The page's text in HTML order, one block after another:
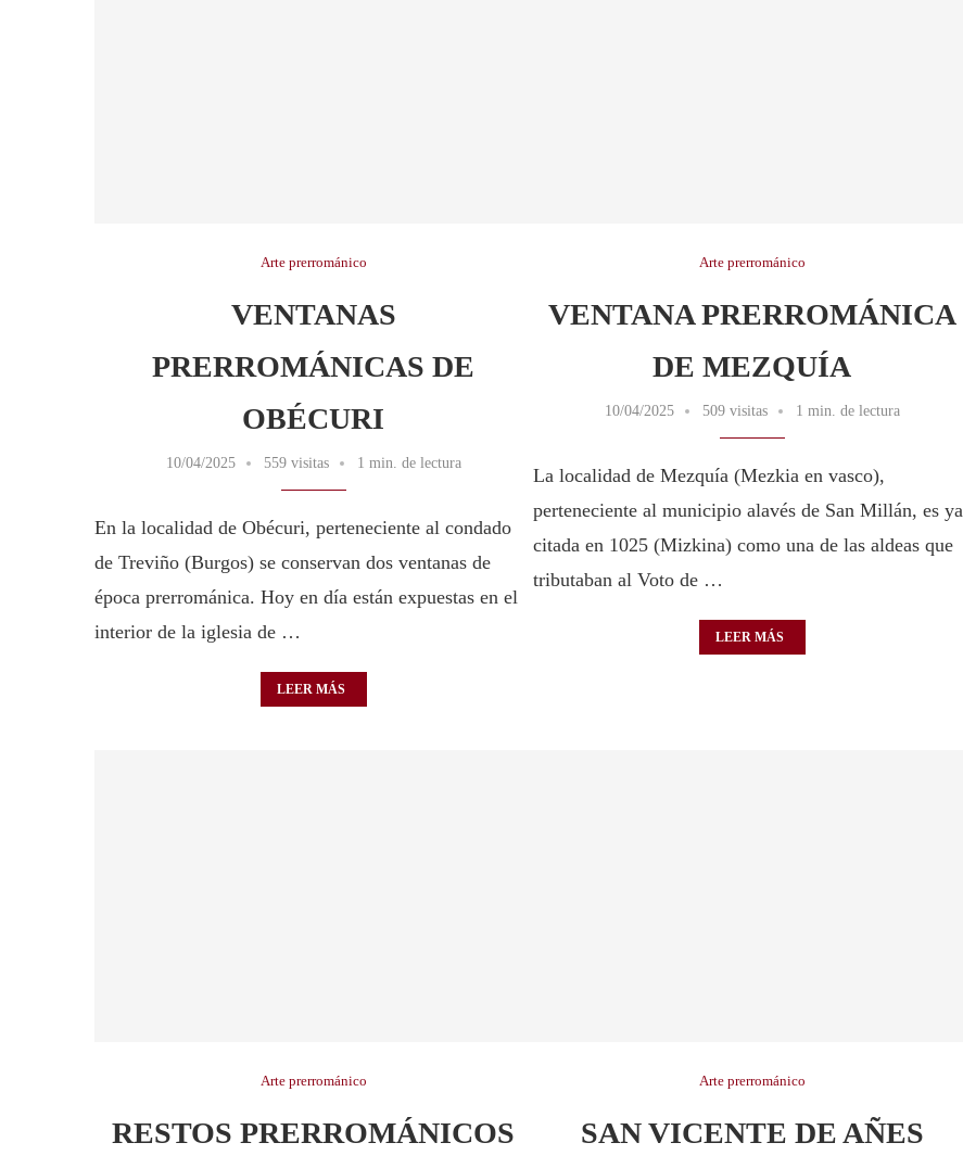
Arte prerrománico
VENTANAS
PRERROMÁNICAS DE
OBÉCURI
10/04/2025 559 visitas 1 min. de lectura
En la localidad de Obécuri, perteneciente al condado
de Treviño (Burgos) se conservan dos ventanas de
época prerrománica. Hoy en día están expuestas en el
interior de la iglesia de …
LEER MÁS
Arte prerrománico
VENTANA PRERROMÁNICA
DE MEZQUÍA
10/04/2025 509 visitas 1 min. de lectura
La localidad de Mezquía (Mezkia en vasco),
perteneciente al municipio alavés de San Millán, es ya
citada en 1025 (Mizkina) como una de las aldeas que
tributaban al Voto de …
LEER MÁS
Arte prerrománico
RESTOS PRERROMÁNICOS
Arte prerrománico
SAN VICENTE DE AÑES